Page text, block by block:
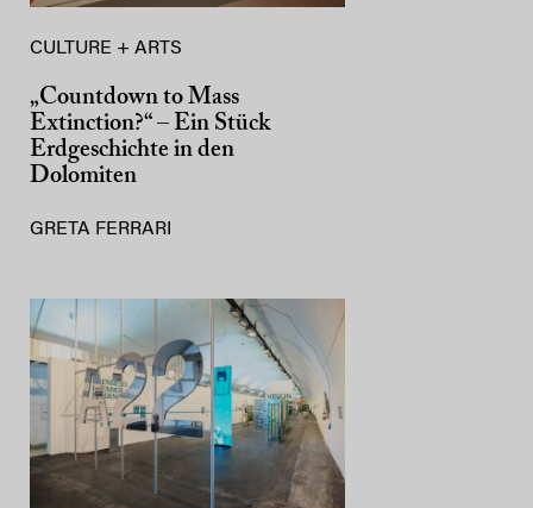
CULTURE + ARTS
„Countdown to Mass
Extinction?“ – Ein Stück
Erdgeschichte in den
Dolomiten
GRETA FERRARI